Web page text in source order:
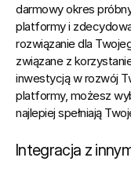
darmowy okres
platformy i
rozwiązanie dla
związane z
inwestycją w rozwój
platformy, możesz
najlepiej spełniają
Integracja z